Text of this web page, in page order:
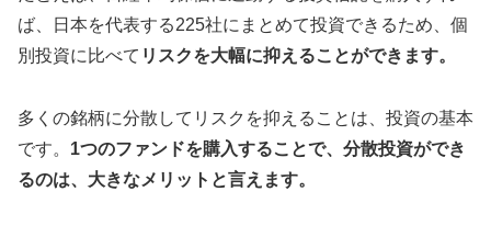
ば、日本を代表する225社にまとめて投資できるため、個
別投資に比べて リスクを大幅に抑えることができます。
多くの銘柄に分散してリスクを抑えることは、投資の基本
です。 1つのファンドを購入することで、分散投資ができ
るのは、大きなメリットと言えます。